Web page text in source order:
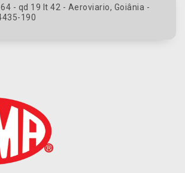
64 - qd 19 lt 42 - Aeroviario, Goiânia -
190